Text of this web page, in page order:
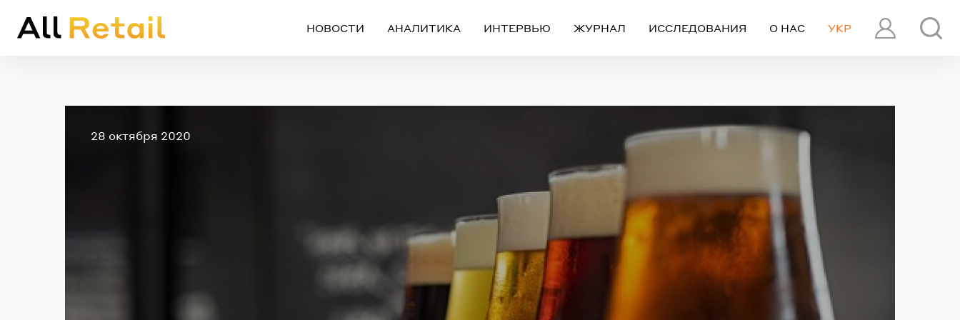
ПРОФИЛЬ
УКР
НОВОСТИ АНАЛИТИКА ИНТЕРВЬЮ ЖУРНАЛ ИССЛЕДОВАНИЯ О НАС
Опубликовано
28 октября 2020
ИЛИ
Email